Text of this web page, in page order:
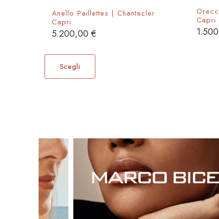
Anello Paillettes | Chantecler
Capri
5.200,00€
Scegli
Questo
ha
essere
nella
pagina
del
prodotto
Capri